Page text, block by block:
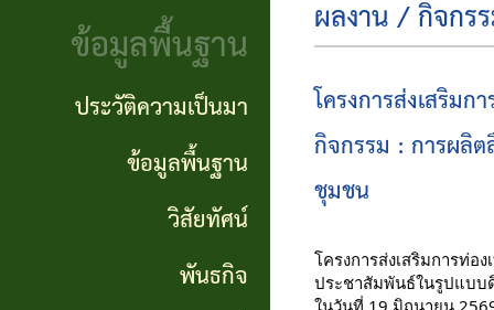
ประกาศ
ทั่วไป
ประกาศ
จัดซื้อ
จัดจ้าง
งบ
ประมาณ
แผน
พัฒนา
เป็นมา
ข้อมูล
พื้น
ฐาน
ข้อมูลพื้นฐาน
ประวัติความเป็นมา
ข้อมูลพื้นฐาน
วิสัยทัศน์
พันธกิจ
ผลงาน / กิจกร
โครงการส่งเสริม
กิจกรรม : การผลิ
ชุมชน
โครงการส่งเสริมการท่
ประชาสัมพันธ์ในรูปแบบ
ในวันที่ 19 มิถุนายน